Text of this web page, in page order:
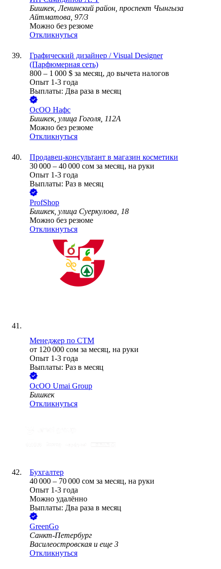
Бишкек, Ленинский район, проспект Чынгыза
Айтматова, 97/3
Можно без резюме
Откликнуться
Графический дизайнер / Visual Designer
(Парфюмерная сеть)
800 – 1 000 $ за месяц, до вычета налогов
Опыт 1-3 года
Выплаты: Два раза в месяц
ОсОО Нафс
Бишкек, улица Гоголя, 112А
Можно без резюме
Откликнуться
Продавец-консультант в магазин косметики
30 000 – 40 000 сом за месяц, на руки
Опыт 1-3 года
Выплаты: Раз в месяц
ProfShop
Бишкек, улица Суеркулова, 18
Можно без резюме
Откликнуться
Менеджер по СТМ
от 120 000 сом за месяц, на руки
Опыт 1-3 года
Выплаты: Раз в месяц
ОсОО Umai Group
Бишкек
Откликнуться
Бухгалтер
40 000 – 70 000 сом за месяц, на руки
Опыт 1-3 года
Можно удалённо
Выплаты: Два раза в месяц
GreenGo
Санкт-Петербург
Василеостровская и еще 3
Откликнуться